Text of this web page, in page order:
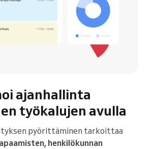
ajanhallinta
työkalujen avulla
pyörittäminen tarkoittaa
henkilökunnan